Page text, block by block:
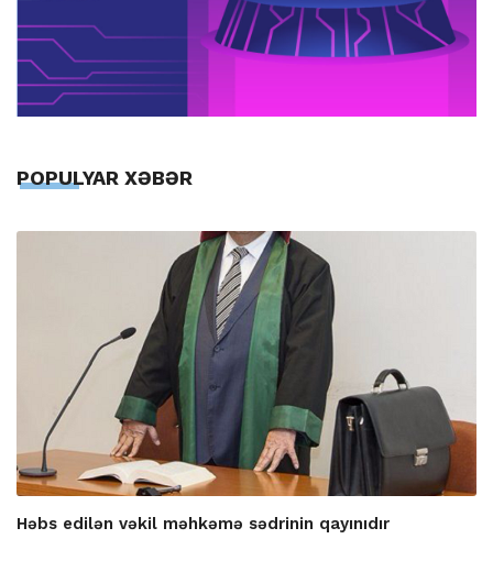
POPULYAR XƏBƏR
Həbs edilən vəkil məhkəmə sədrinin qayınıdır